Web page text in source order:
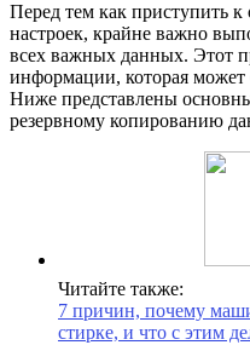
Перед тем как приступить к
настроек, крайне важно
всех важных данных. Этот
информации, которая
Ниже представлены
резервному копированию
Читайте также:
7 причин, почему
стирке, и что с этим